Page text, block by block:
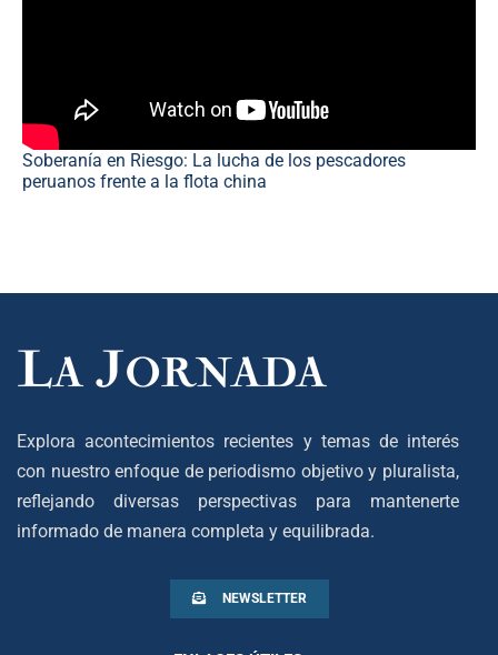
Soberanía en Riesgo: La lucha de los pescadores
peruanos frente a la flota china
Explora acontecimientos recientes y temas de interés
con nuestro enfoque de periodismo objetivo y pluralista,
reflejando diversas perspectivas para mantenerte
informado de manera completa y equilibrada.
NEWSLETTER